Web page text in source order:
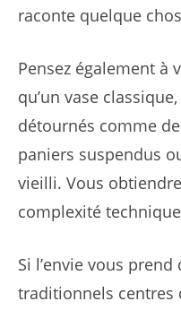
raconte quelque
Pensez également à
qu’un vase
détournés comme
paniers suspendus
vieilli. Vous
complexité
Si l’envie vous
traditionnels centres